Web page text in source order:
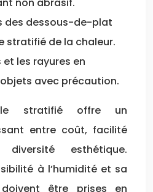
des dessous-de-plat
stratifié de la chaleur.
et les rayures en
avec précaution.
le stratifié offre un
entre coût, facilité
esthétique.
à l’humidité et sa
être prises en